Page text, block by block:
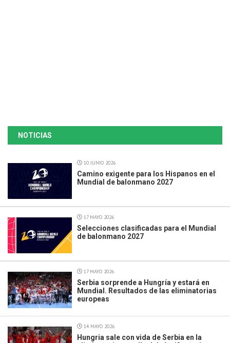
NOTICIAS
10 JUNIO 2026
Camino exigente para los Hispanos en el
Mundial de balonmano 2027
17 MAYO 2026
Selecciones clasificadas para el Mundial
de balonmano 2027
17 MAYO 2026
Serbia sorprende a Hungría y estará en
Mundial. Resultados de las eliminatorias
europeas
14 MAYO 2026
Hungria sale con vida de Serbia en la